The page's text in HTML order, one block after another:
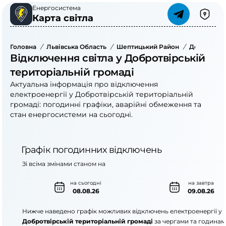
Енергосистема
Карта світла
Головна / Львівська Область / Шептицький Район /
Відключення світла у Добротвірській
територіальній громаді
Актуальна інформація про відключення
електроенергії у Добротвірській територіальній
громаді: погодинні графіки, аварійні обмеження та
стан енергосистеми на сьогодні.
Графік погодинних відключень
на сьогодні
08.08.26
на завтра
09.08.26
Зі всіма змінами станом на
Нижче наведено графік можливих відключень електроенергії у
Добротвірській територіальній громаді за чергами та